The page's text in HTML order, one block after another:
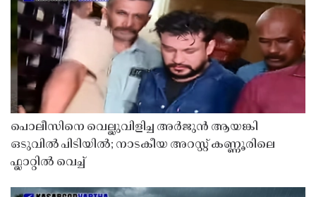
പൊലീസിനെ വെല്ലുവിളിച്ച അർജുൻ ആയങ്കി
ഒടുവിൽ പിടിയിൽ; നാടകീയ അറസ്റ്റ് കണ്ണൂരിലെ
ഫ്ലാറ്റിൽ വെച്ച്